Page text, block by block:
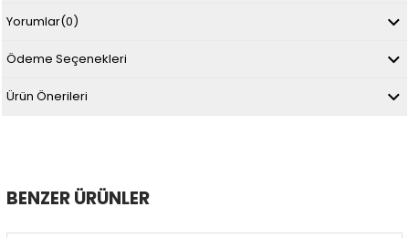
Yorumlar(0)
Ödeme Seçenekleri
Ürün Önerileri
BENZER ÜRÜNLER